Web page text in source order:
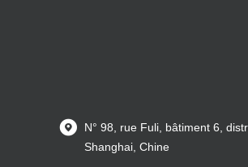
N° 98, rue Fuli, bâtiment 6,
Shanghai, Chine